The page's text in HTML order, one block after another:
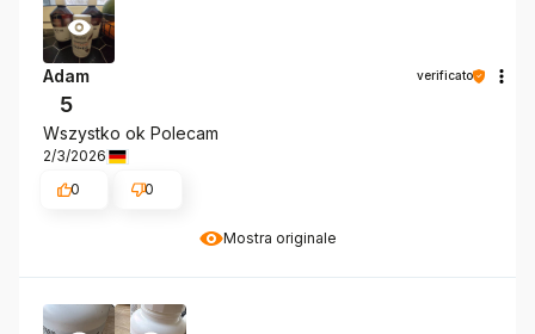
Mostra originale
Adam verificato
5
Wszystko ok Polecam
2/3/2026
0
0